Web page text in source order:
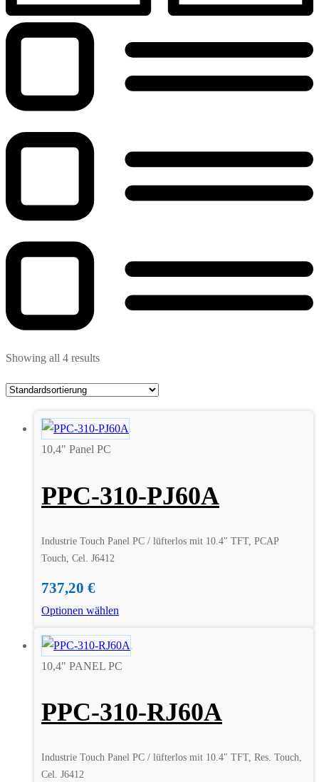
Showing all 4 results
10,4" Panel PC
PPC-310-PJ60A
Industrie Touch Panel PC / lüfterlos mit 10.4″ TFT, PCAP
Touch, Cel. J6412
737,20 €
Optionen wählen
10,4" PANEL PC
PPC-310-RJ60A
Industrie Touch Panel PC / lüfterlos mit 10.4″ TFT, Res. Touch,
Cel. J6412